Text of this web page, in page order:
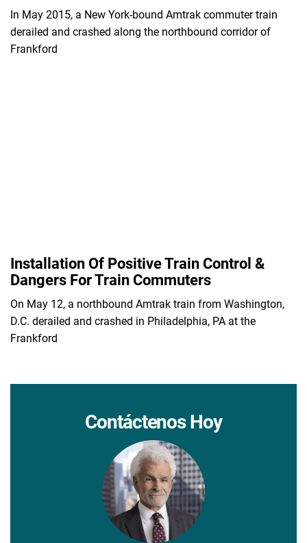
In May 2015, a New York-bound Amtrak commuter train
derailed and crashed along the northbound corridor of
Frankford
Installation Of Positive Train Control &
Dangers For Train Commuters
On May 12, a northbound Amtrak train from Washington,
D.C. derailed and crashed in Philadelphia, PA at the
Frankford
Contáctenos Hoy